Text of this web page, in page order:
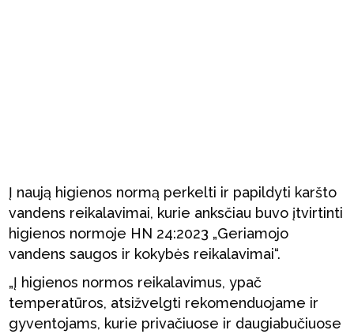
Į naują higienos normą perkelti ir papildyti karšto
vandens reikalavimai, kurie anksčiau buvo įtvirtinti
higienos normoje HN 24:2023 „Geriamojo
vandens saugos ir kokybės reikalavimai“.
„Į higienos normos reikalavimus, ypač
temperatūros, atsižvelgti rekomenduojame ir
gyventojams, kurie privačiuose ir daugiabučiuose